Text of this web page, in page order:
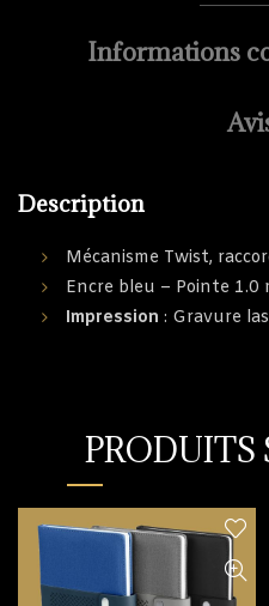
Informations
Description
Mécanisme Twist,
Encre bleu – Pointe 1.0
Impression : Gravure
PRODUITS